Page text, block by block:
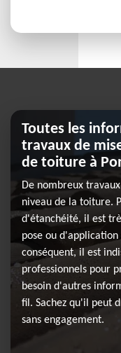
Toutes les
travaux de
de toiture à
De nombreux
niveau de la toiture.
d'étanchéité, il est
pose ou
conséquent, il est
professionnels pour
besoin d'autres
fil. Sachez qu'il peut
sans engagement.